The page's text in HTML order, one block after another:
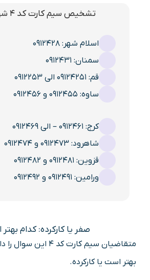
تشخیص سیم کارت کد 4 شهرستان
اسلام شهر: 0912428
سمنان: 0912431
قم: 09124251 الی 0912253
ساوه: 0912455 و 0912456
کرج: 0912461 – الی 0912469
شاهرود: 0912473 و 0912474
قزوین: 0912481 و 0912482
ورامین: 0912491 و 0912492
صفر یا کارکرده: کدام
بهتر است یا کارکرده.